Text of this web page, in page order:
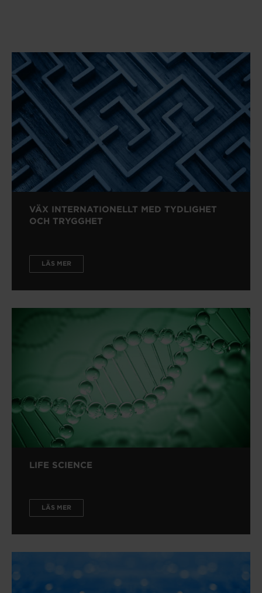
VÄX INTERNATIONELLT MED TYDLIGHET
OCH TRYGGHET
LÄS MER
LIFE SCIENCE
LÄS MER